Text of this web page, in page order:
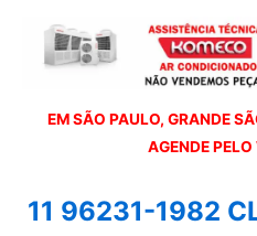
EM SÃO PAULO, GRANDE
AGENDE
11 96231-1982